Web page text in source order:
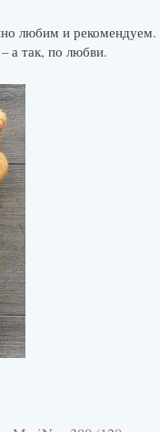
любим и рекомендуем.
а так, по любви.